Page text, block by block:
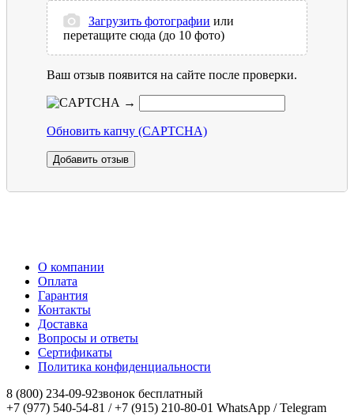
Загрузить фотографии или
перетащите сюда (до 10 фото)
Ваш отзыв появится на сайте после проверки.
→
Обновить капчу (CAPTCHA)
О компании
Оплата
Гарантия
Контакты
Доставка
Вопросы и ответы
Сертификаты
Политика конфиденциальности
8 (800) 234-09-92звонок бесплатный
+7 (977) 540-54-81 / +7 (915) 210-80-01 WhatsApp / Telegram